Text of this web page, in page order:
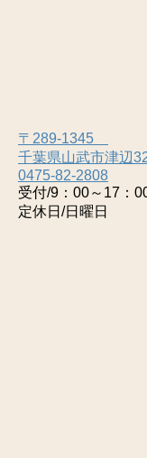
〒289-1345
千葉県山武市津辺
0475-82-2808
受付/9：00～17：
定休日/日曜日